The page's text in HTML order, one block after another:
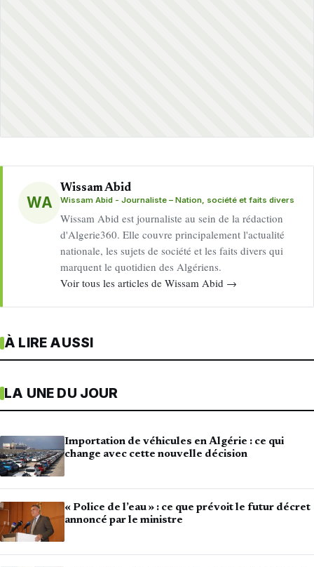
WA
Wissam Abid
Wissam Abid - Journaliste – Nation, société et faits divers
Wissam Abid est journaliste au sein de la rédaction
d'Algerie360. Elle couvre principalement l'actualité
nationale, les sujets de société et les faits divers qui
marquent le quotidien des Algériens.
Voir tous les articles de Wissam Abid →
À LIRE AUSSI
LA UNE DU JOUR
Importation de véhicules en Algérie : ce qui
change avec cette nouvelle décision
« Police de l’eau » : ce que prévoit le futur décret
annoncé par le ministre